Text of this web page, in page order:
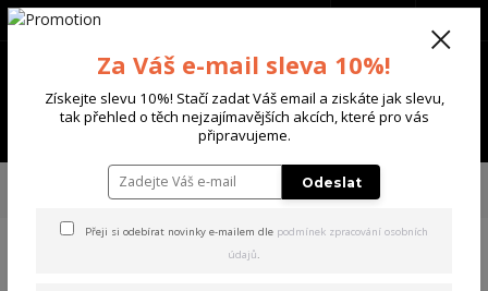
Menu
+420 702 136 620
MIKINY
Yakuza pánská mikina s kapucí Battlefield
Hoodie mallard/blue 4XL
Za Váš e-mail sleva 10%!
Získejte slevu 10%! Stačí zadat Váš email a ziskáte jak slevu,
tak přehled o těch nejzajímavějších akcích, které pro vás
připravujeme.
Odeslat
Přeji si odebírat novinky e-mailem dle podmínek zpracování osobních
údajů.